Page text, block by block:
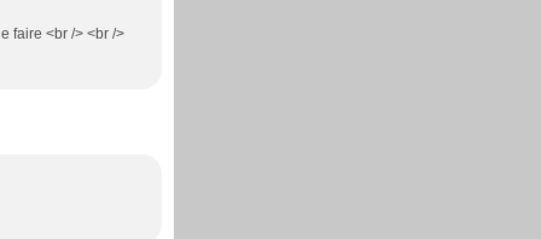
faire <br /> <br />